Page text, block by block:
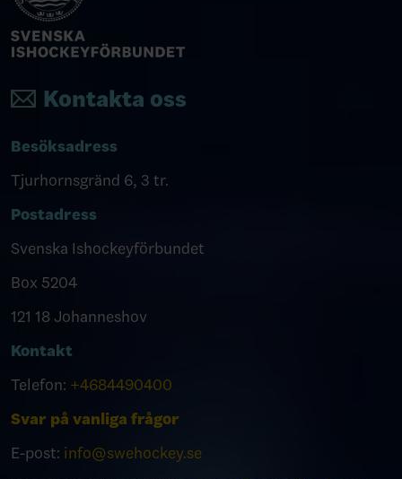
Kontakta oss
Besöksadress
Tjurhornsgränd 6, 3 tr.
Postadress
Svenska Ishockeyförbundet
Box 5204
121 18 Johanneshov
Kontakt
Telefon: +4684490400
Svar på vanliga frågor
E-post: info@swehockey.se